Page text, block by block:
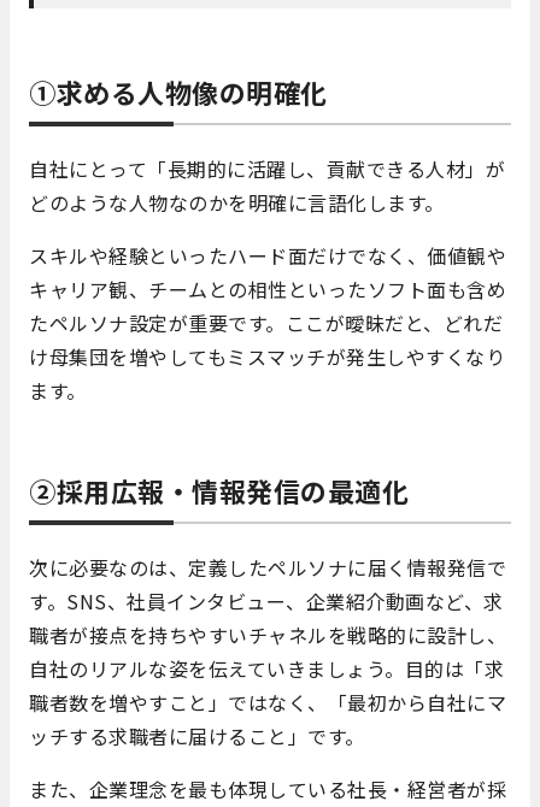
①求める人物像の明確化
自社にとって「長期的に活躍し、貢献できる人材」が
どのような人物なのかを明確に言語化します。
スキルや経験といったハード面だけでなく、価値観や
キャリア観、チームとの相性といったソフト面も含め
たペルソナ設定が重要です。ここが曖昧だと、どれだ
け母集団を増やしてもミスマッチが発生しやすくなり
ます。
②採用広報・情報発信の最適化
次に必要なのは、定義したペルソナに届く情報発信で
す。SNS、社員インタビュー、企業紹介動画など、求
職者が接点を持ちやすいチャネルを戦略的に設計し、
自社のリアルな姿を伝えていきましょう。目的は「求
職者数を増やすこと」ではなく、「最初から自社にマ
ッチする求職者に届けること」です。
また、企業理念を最も体現している社長・経営者が採